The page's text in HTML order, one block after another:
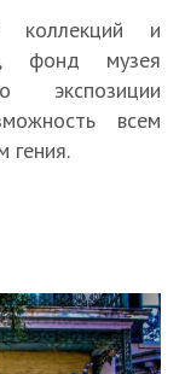
коллекций и
фонд музея
экспозиции
всем
гения.